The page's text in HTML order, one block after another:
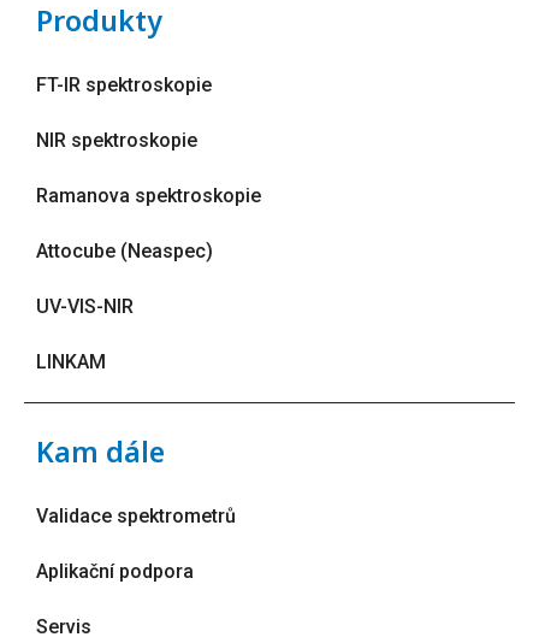
Produkty
FT-IR spektroskopie
NIR spektroskopie
Ramanova spektroskopie
Attocube (Neaspec)
UV-VIS-NIR
LINKAM
Kam dále
Validace spektrometrů
Aplikační podpora
Servis